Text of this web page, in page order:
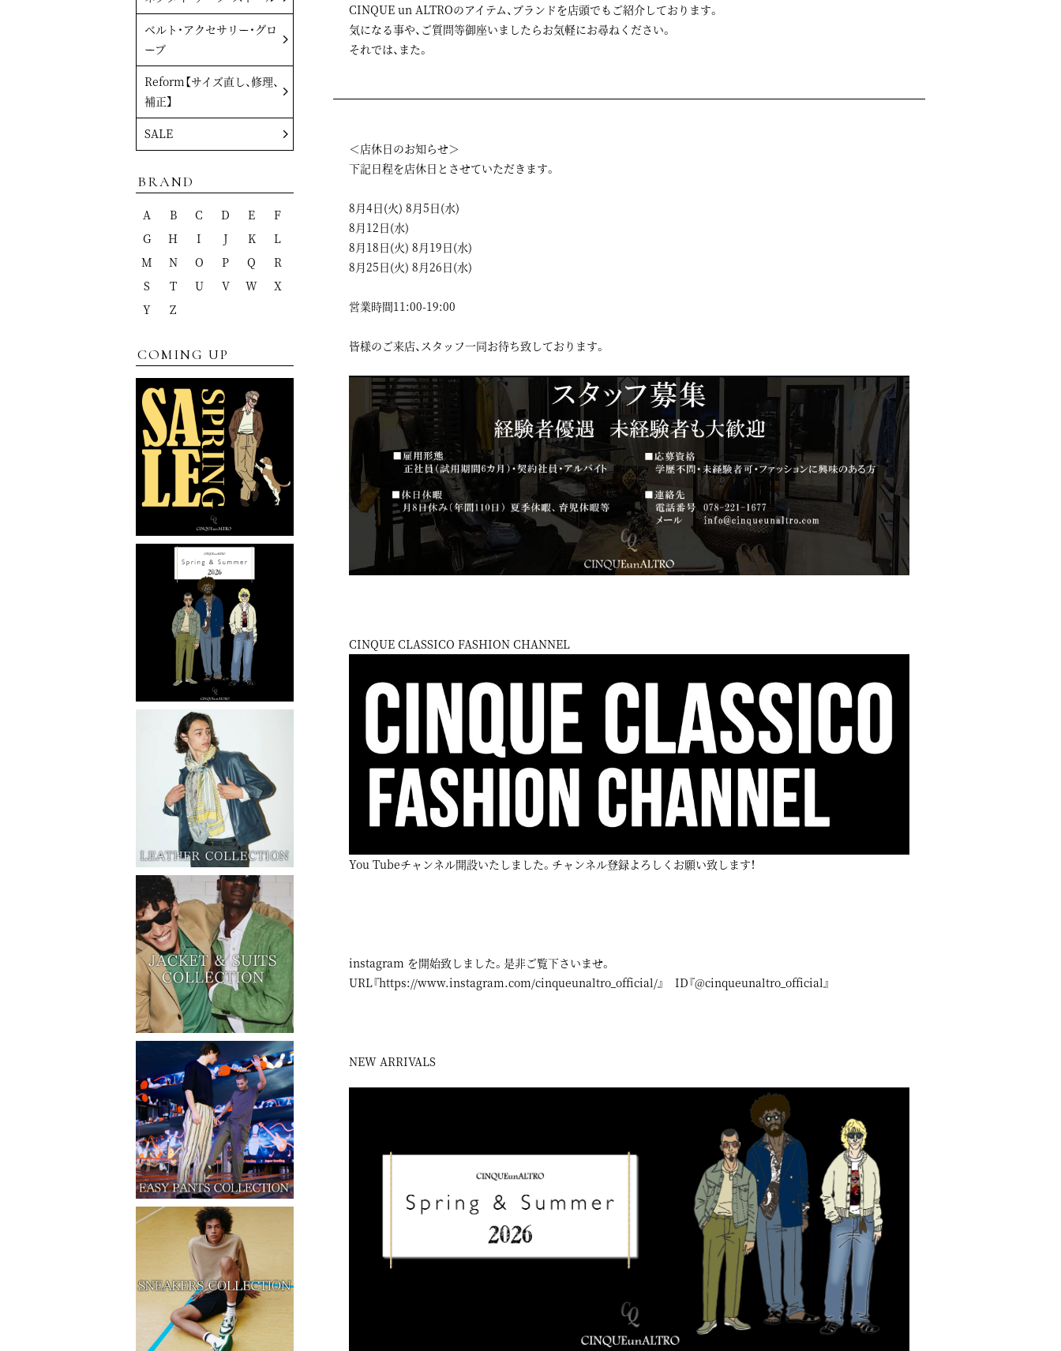
CINQUE un ALTROのアイテム、ブランドを店頭でもご紹介しております。
気になる事や、ご質問等御座いましたらお気軽にお尋ねください。
それでは、また。
＜店休日のお知らせ＞
下記日程を店休日とさせていただきます。
8月4日(火) 8月5日(水)
8月12日(水)
8月18日(火) 8月19日(水)
8月25日(火) 8月26日(水)
営業時間11:00-19:00
皆様のご来店、スタッフ一同お待ち致しております。
CINQUE CLASSICO FASHION CHANNEL
You Tubeチャンネル開設いたしました。チャンネル登録よろしくお願い致します！
instagram を開始致しました。是非ご覧下さいませ。
URL『https://www.instagram.com/cinqueunaltro_official/』 ID『@cinqueunaltro_official』
NEW ARRIVALS
ベルト・アクセサリー・グロ
ーブ
Reform【サイズ直し、修理、
補正】
SALE
BRAND
A B C D E
F
G
H I J K
L
M
N O P Q
R
S
T U V W
X
Y
Z
COMING UP